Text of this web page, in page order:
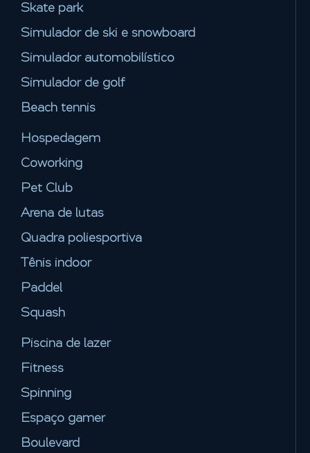
Skate park
Simulador de ski e snowboard
Simulador automobilístico
Simulador de golf
Beach tennis
Hospedagem
Coworking
Pet Club
Arena de lutas
Quadra poliesportiva
Tênis indoor
Paddel
Squash
Piscina de lazer
Fitness
Spinning
Espaço gamer
Boulevard